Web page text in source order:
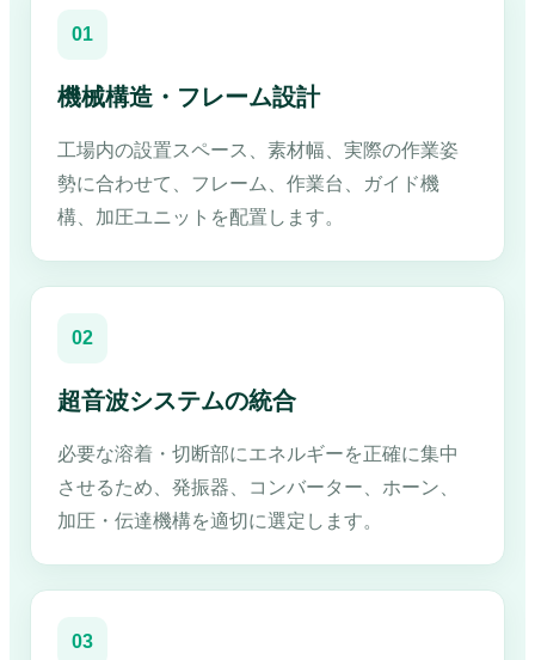
01
機械構造・フレーム設計
工場内の設置スペース、素材幅、実際の作業姿
勢に合わせて、フレーム、作業台、ガイド機
構、加圧ユニットを配置します。
02
超音波システムの統合
必要な溶着・切断部にエネルギーを正確に集中
させるため、発振器、コンバーター、ホーン、
加圧・伝達機構を適切に選定します。
03